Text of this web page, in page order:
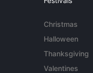
Christmas
Halloween
Thanksgiving
Valentines